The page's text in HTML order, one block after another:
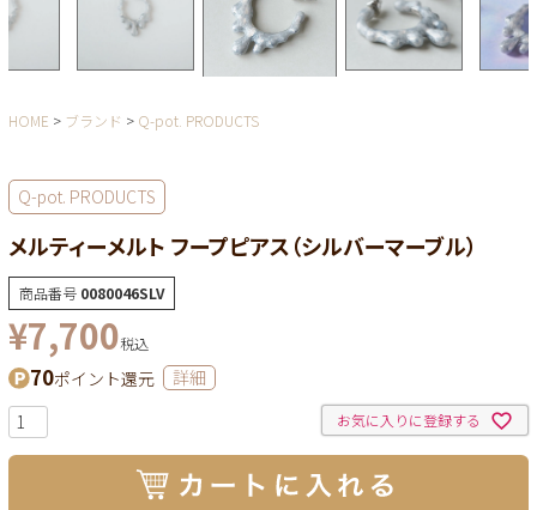
HOME ブランド Q-pot. PRODUCTS
Q-pot. PRODUCTS
メルティーメルト フープピアス（シルバーマーブル）
商品番号 0080046SLV
¥7,700税込
70ポイント還元 詳細
お気に入りに登録する